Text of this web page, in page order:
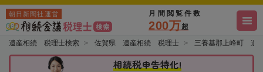
朝日新聞社運営 月間閲覧件数
200万超
遺産相続 税理士検索 佐賀県 遺産相続 税理士 三養基郡上峰町 遺
相続税申告特化!